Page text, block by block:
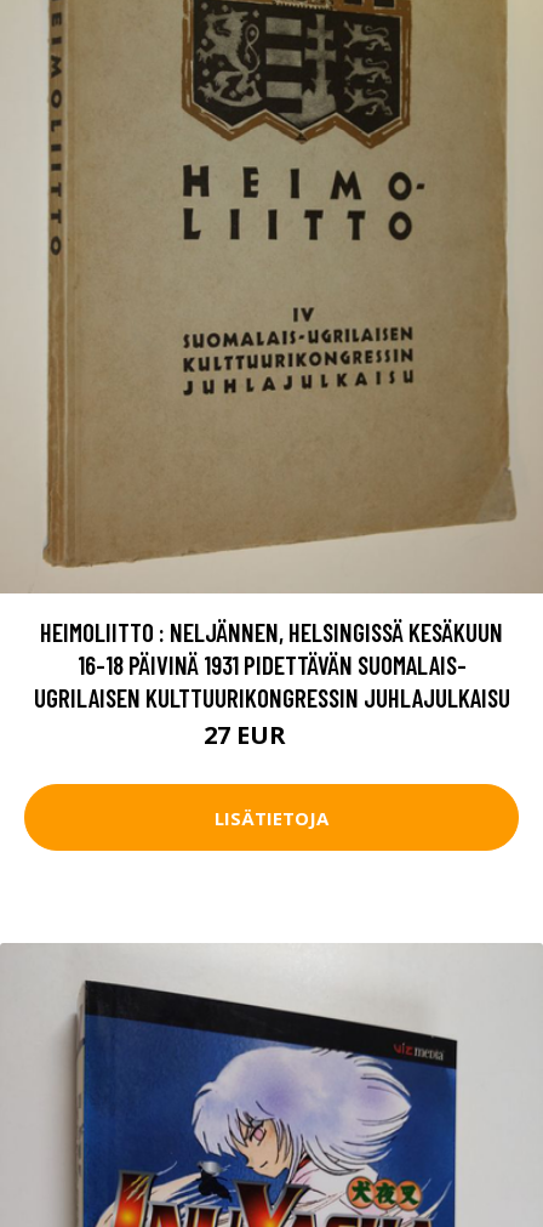
HEIMOLIITTO : NELJÄNNEN, HELSINGISSÄ KESÄKUUN
16-18 PÄIVINÄ 1931 PIDETTÄVÄN SUOMALAIS-
UGRILAISEN KULTTUURIKONGRESSIN JUHLAJULKAISU
27 EUR
LISÄTIETOJA